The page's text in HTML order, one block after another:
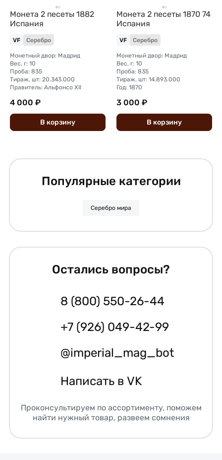
Монета 2 песеты 1882
Испания
VF Серебро
Монетный двор: Мадрид
Вес, г: 10
Проба: 835
Тираж, шт: 20.343.000
Правитель: Альфонсо XII
4 000 ₽
В корзину
Монета 2 песеты 1870 74
Испания
VF Серебро
Монетный двор: Мадрид
Вес, г: 10
Проба: 835
Тираж, шт: 14.893.000
Год: 1870
3 000 ₽
В корзину
Популярные категории
Серебро мира
Остались вопросы?
8 (800) 550-26-44
+7 (926) 049-42-99
@imperial_mag_bot
Написать в VK
Проконсультируем по ассортименту, поможем
найти нужный товар, развеем сомнения